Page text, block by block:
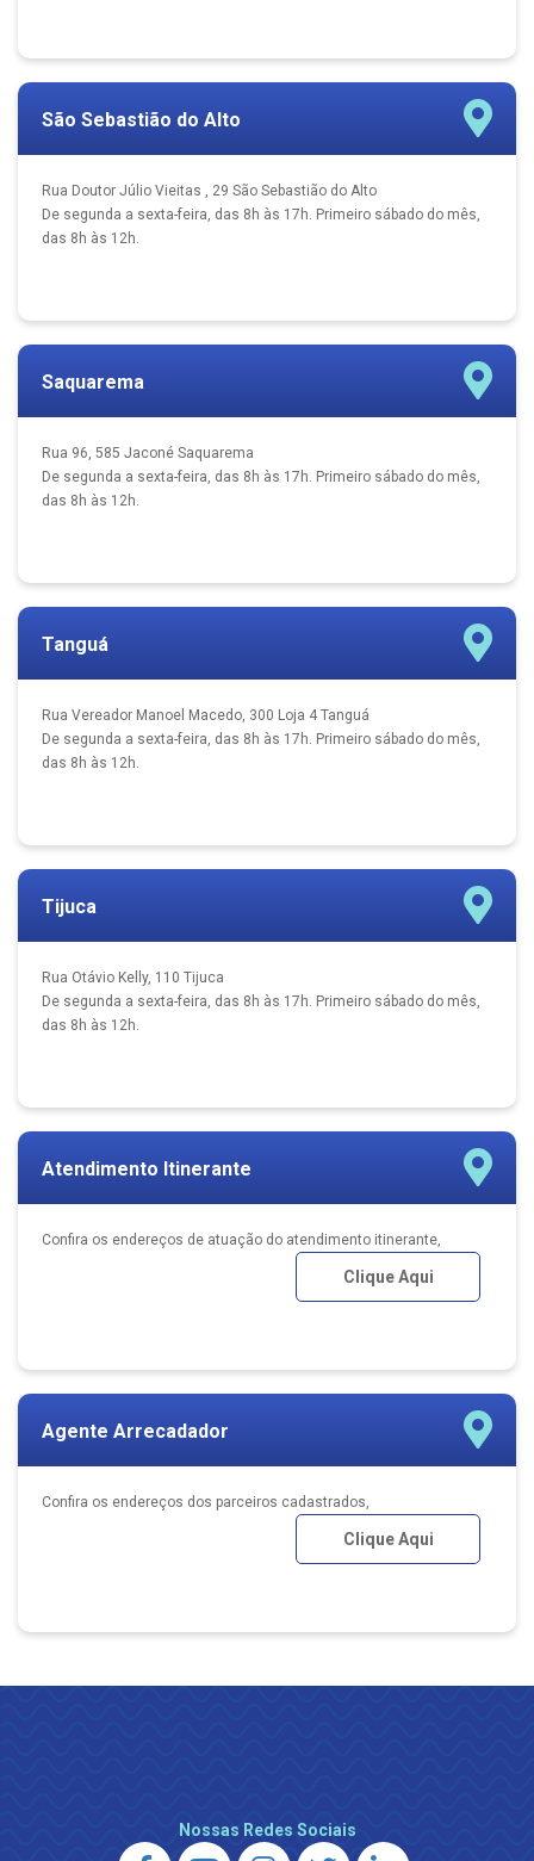
São Sebastião do Alto
Rua Doutor Júlio Vieitas , 29 São Sebastião do Alto
De segunda a sexta-feira, das 8h às 17h. Primeiro sábado do mês,
das 8h às 12h.
Saquarema
Rua 96, 585 Jaconé Saquarema
De segunda a sexta-feira, das 8h às 17h. Primeiro sábado do mês,
das 8h às 12h.
Tanguá
Rua Vereador Manoel Macedo, 300 Loja 4 Tanguá
De segunda a sexta-feira, das 8h às 17h. Primeiro sábado do mês,
das 8h às 12h.
Tijuca
Rua Otávio Kelly, 110 Tijuca
De segunda a sexta-feira, das 8h às 17h. Primeiro sábado do mês,
das 8h às 12h.
Atendimento Itinerante
Confira os endereços de atuação do atendimento itinerante,
Clique Aqui
Agente Arrecadador
Confira os endereços dos parceiros cadastrados,
Clique Aqui
Nossas Redes Sociais